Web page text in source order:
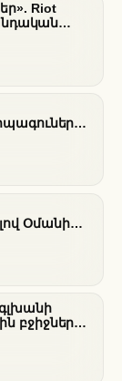
Riot
Օմանի
բջիջները